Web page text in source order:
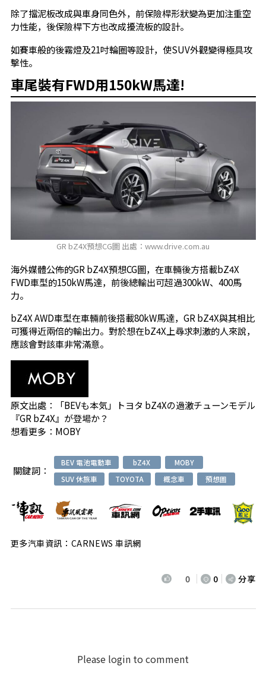
除了擋泥板改成與車身同色外，前保險桿形狀變為更加注重空
力性能，後保險桿下方也改成擾流板的設計。
如賽車般的後霧燈及21吋輪圈等設計，使SUV外觀變得極具攻
擊性。
車尾裝有FWD用150kW馬達!
GR bZ4X預想CG圖 出處：www.drive.com.au
海外媒體公佈的GR bZ4X預想CG圖，在車輛後方搭載bZ4X
FWD車型的150kW馬達，前後總輸出可超過300kW、400馬
力。
bZ4X AWD車型在車輛前後搭載80kW馬達，GR bZ4X與其相比
可獲得近兩倍的輸出力。對於想在bZ4X上尋求刺激的人來說，
應該會對該車非常滿意。
原文出處：
「BEVも本気」トヨタ bZ4Xの過激チューンモデル
『GR bZ4X』が登場か？
想看更多： MOBY
關鍵詞：
BEV 電池電動車 bZ4X
MOBY
SUV 休旅車
TOYOTA 概念車 預想圖
更多汽車資訊：CARNEWS 車訊網
0 0 分享
Please login to comment